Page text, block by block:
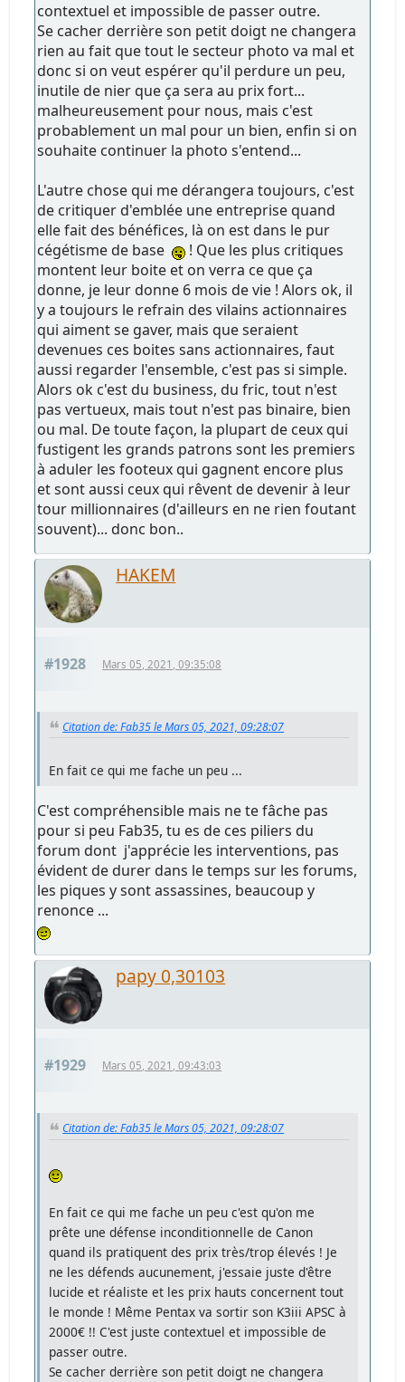
contextuel et impossible de passer outre.
Se cacher derrière son petit doigt ne changera
rien au fait que tout le secteur photo va mal et
donc si on veut espérer qu'il perdure un peu,
inutile de nier que ça sera au prix fort...
malheureusement pour nous, mais c'est
probablement un mal pour un bien, enfin si on
souhaite continuer la photo s'entend...
L'autre chose qui me dérangera toujours, c'est
de critiquer d'emblée une entreprise quand
elle fait des bénéfices, là on est dans le pur
cégétisme de base
! Que les plus critiques
montent leur boite et on verra ce que ça
donne, je leur donne 6 mois de vie ! Alors ok, il
y a toujours le refrain des vilains actionnaires
qui aiment se gaver, mais que seraient
devenues ces boites sans actionnaires, faut
aussi regarder l'ensemble, c'est pas si simple.
Alors ok c'est du business, du fric, tout n'est
pas vertueux, mais tout n'est pas binaire, bien
ou mal. De toute façon, la plupart de ceux qui
fustigent les grands patrons sont les premiers
à aduler les footeux qui gagnent encore plus
et sont aussi ceux qui rêvent de devenir à leur
tour millionnaires (d'ailleurs en ne rien foutant
souvent)... donc bon..
HAKEM
#1928 Mars 05, 2021, 09:35:08
Citation de: Fab35 le Mars 05, 2021, 09:28:07
En fait ce qui me fache un peu ...
C'est compréhensible mais ne te fâche pas
pour si peu Fab35, tu es de ces piliers du
forum dont j'apprécie les interventions, pas
évident de durer dans le temps sur les forums,
les piques y sont assassines, beaucoup y
renonce ...
papy 0,30103
#1929 Mars 05, 2021, 09:43:03
Citation de: Fab35 le Mars 05, 2021, 09:28:07
En fait ce qui me fache un peu c'est qu'on me
prête une défense inconditionnelle de Canon
quand ils pratiquent des prix très/trop élevés ! Je
ne les défends aucunement, j'essaie juste d'être
lucide et réaliste et les prix hauts concernent tout
le monde ! Même Pentax va sortir son K3iii APSC à
2000€ !! C'est juste contextuel et impossible de
passer outre.
Se cacher derrière son petit doigt ne changera